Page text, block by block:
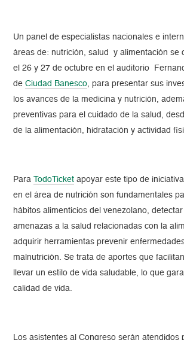
Un panel de especialistas nacionales e
áreas de: nutrición, salud y alimentación se
el 26 y 27 de octubre en el auditorio
deCiudad Banesco, para presentar sus
los avances de la medicina y nutrición,
preventivas para el cuidado de la salud,
de la alimentación, hidratación y actividad
Para TodoTicket apoyar este tipo de
en el área de nutrición son fundamentales
hábitos alimenticios del venezolano,
amenazas a la salud relacionadas con la
adquirir herramientas prevenir
malnutrición. Se trata de aportes que
llevar un estilo de vida saludable, lo que
calidad de vida.
Los asistentes al Congreso serán